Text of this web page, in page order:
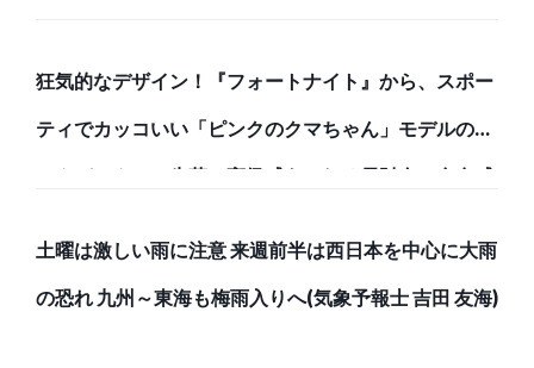
狂気的なデザイン！『フォートナイト』から、スポー
ティでカッコいい「ピンクのクマちゃん」モデルのバ
ックパックと、牛革で高級感あふれる長財布で存在感
土曜は激しい雨に注意 来週前半は西日本を中心に大雨
の恐れ 九州～東海も梅雨入りへ(気象予報士 吉田 友海)